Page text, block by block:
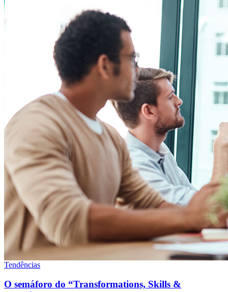
Tendências
O semáforo do “Transformations, Skills &